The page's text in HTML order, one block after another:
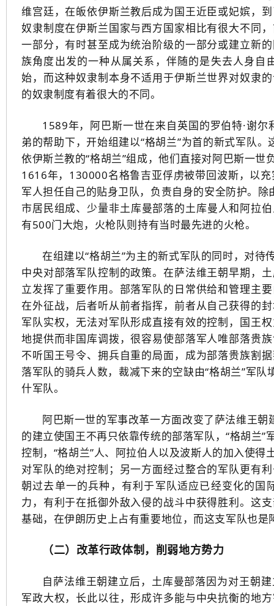
维宫廷，在皈依伊斯兰教后成为国王近臣或妃嫔，
奴隶制度在伊斯兰国家与西方国家相比有很大不同
一部分，有时甚至成为统治阶级的一部分或建立新
族角度出发的一种从属关系，伴随的是失去人身
始，而这种奴隶制本身不适用于伊斯兰世界对奴隶
的奴隶制度有着很大的不同。
1589年，阿巴斯一世在来自英国的罗伯特·谢
弟的帮助下，开始组建以“格胡兰”为首的新式军队
依伊斯兰教的“格胡兰”组成，他们直接对阿巴斯一
1616年，130000名格鲁吉亚俘虏被带回波斯，以
军人担任自己的贴身卫队，负责自身的安全防护。
市居民组成、少量非土库曼部落的土库曼人和阿拉
有500门大炮，火枪队则持有当时最先进的火枪。
在组建以“格胡兰”为主的新式军队的同时，对
中央对部落军队控制的政策。在萨法维王朝早期，
立发挥了重要作用。部落军队的日常供给和管理主
在外征战，后者听从前者指挥，前者从自己获得的
军队实权，无法对军队形成直接有效的控制，国王
地提供而非国库调拨，很容易使部落军人唯部落贵
不听国王号令、拥兵自重的局面，成为部落贵族割
落军队的骑兵人数，裁减下来的空缺由“格胡兰”军
什军队。
阿巴斯一世的军事改革一方面改变了萨法维王
的建立使国王不再只依靠传统的部落军队，“格胡兰
控制，“格胡兰”人、阿拉伯人以及波斯人的加入使
对军队的绝对控制；另一方面经过整合的军队更有
朝过去单一的兵种，有利于军队适应已经变化的
力，有利于在抵御外敌入侵的战斗中获得胜利。这
基础，在伊朗历史上占有重要地位，而这支军队也
（二）改革行政体制，削弱地方势力
自萨法维王朝建立后，土库曼部落因为对王朝
军政大权，长此以往，形成许多能与中央抗衡的地